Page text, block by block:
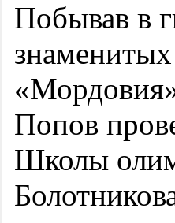
Побывав в
Попов
Школы